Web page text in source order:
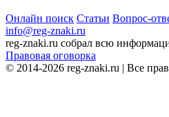
Онлайн поиск Статьи Вопрос-
info@reg-znaki.ru
reg-znaki.ru собрал всю
Правовая оговорка
© 2014-2026 reg-znaki.ru | Все